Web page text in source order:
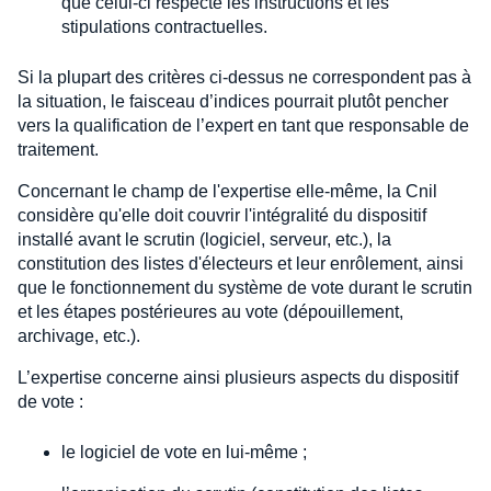
stipulations contractuelles.
Si la plupart des critères ci-dessus ne correspondent pas à
la situation, le faisceau d’indices pourrait plutôt pencher
vers la qualification de l’expert en tant que responsable de
traitement.
Concernant le champ de l'expertise elle-même, la Cnil
considère qu'elle doit couvrir l'intégralité du dispositif
installé avant le scrutin (logiciel, serveur, etc.), la
constitution des listes d'électeurs et leur enrôlement, ainsi
que le fonctionnement du système de vote durant le scrutin
et les étapes postérieures au vote (dépouillement,
archivage, etc.).
L’expertise concerne ainsi plusieurs aspects du dispositif
de vote :
le logiciel de vote en lui-même ;